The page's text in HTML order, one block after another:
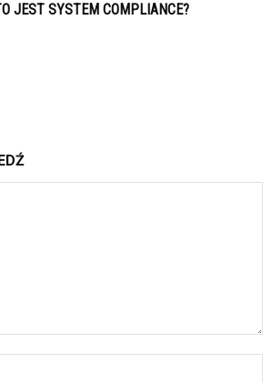
JEST SYSTEM COMPLIANCE?